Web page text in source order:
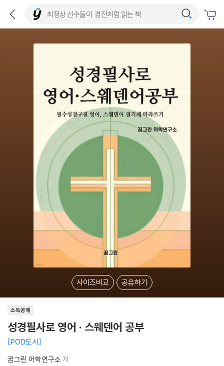
사이즈비교 공유하기
소득공제
성경필사로 영어 · 스웨덴어 공부
POD도서
꿈그린 어학연구소 저